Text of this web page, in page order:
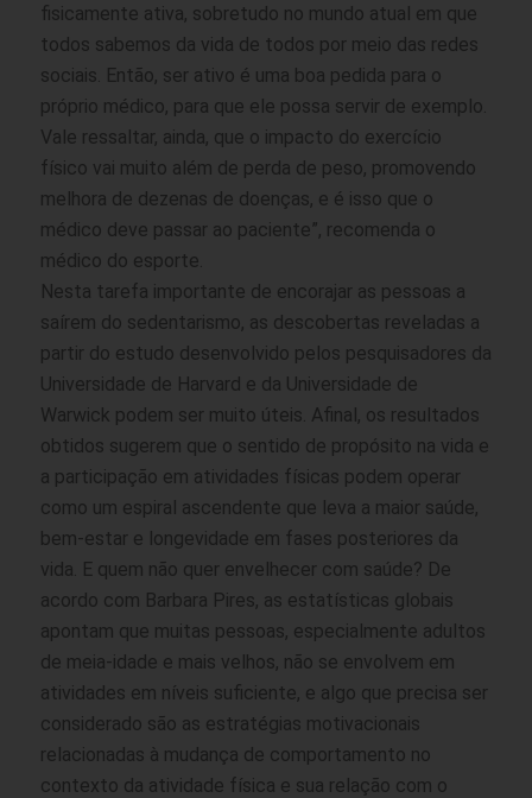
fisicamente ativa, sobretudo no mundo atual em que
todos sabemos da vida de todos por meio das redes
sociais. Então, ser ativo é uma boa pedida para o
próprio médico, para que ele possa servir de exemplo.
Vale ressaltar, ainda, que o impacto do exercício
físico vai muito além de perda de peso, promovendo
melhora de dezenas de doenças, e é isso que o
médico deve passar ao paciente”, recomenda o
médico do esporte.
Nesta tarefa importante de encorajar as pessoas a
saírem do sedentarismo, as descobertas reveladas a
partir do estudo desenvolvido pelos pesquisadores da
Universidade de Harvard e da Universidade de
Warwick podem ser muito úteis. Afinal, os resultados
obtidos sugerem que o sentido de propósito na vida e
a participação em atividades físicas podem operar
como um espiral ascendente que leva a maior saúde,
bem-estar e longevidade em fases posteriores da
vida. E quem não quer envelhecer com saúde? De
acordo com Barbara Pires, as estatísticas globais
apontam que muitas pessoas, especialmente adultos
de meia-idade e mais velhos, não se envolvem em
atividades em níveis suficiente, e algo que precisa ser
considerado são as estratégias motivacionais
relacionadas à mudança de comportamento no
contexto da atividade física e sua relação com o